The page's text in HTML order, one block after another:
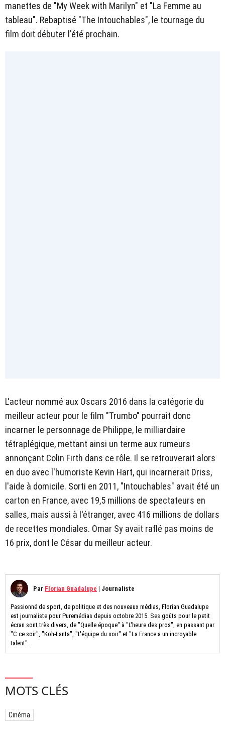
manettes de "My Week with Marilyn" et "La Femme au
tableau". Rebaptisé "The Intouchables", le tournage du
film doit débuter l'été prochain.
L'acteur nommé aux Oscars 2016 dans la catégorie du
meilleur acteur pour le film "Trumbo" pourrait donc
incarner le personnage de Philippe, le milliardaire
tétraplégique, mettant ainsi un terme aux rumeurs
annonçant Colin Firth dans ce rôle. Il se retrouverait alors
en duo avec l'humoriste Kevin Hart, qui incarnerait Driss,
l'aide à domicile. Sorti en 2011, "Intouchables" avait été un
carton en France, avec 19,5 millions de spectateurs en
salles, mais aussi à l'étranger, avec 416 millions de dollars
de recettes mondiales. Omar Sy avait raflé pas moins de
16 prix, dont le César du meilleur acteur.
Par Florian Guadalupe | Journaliste
Passionné de sport, de politique et des nouveaux médias, Florian Guadalupe
est journaliste pour Puremédias depuis octobre 2015. Ses goûts pour le petit
écran sont très divers, de "Quelle époque" à "L'heure des pros", en passant par
"C ce soir", "Koh-Lanta", "L'équipe du soir" et "La France a un incroyable
talent".
MOTS CLÉS
Cinéma